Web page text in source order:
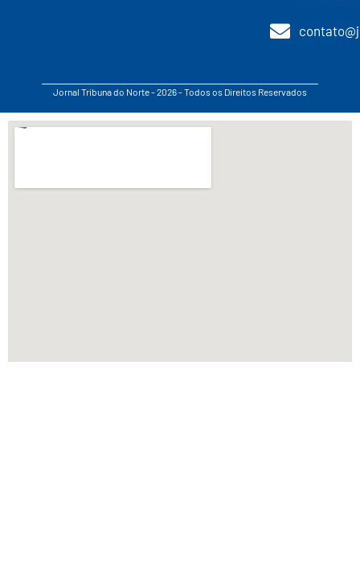
Jornal Tribuna do Norte - 2026 - Todos os Direitos Reservados